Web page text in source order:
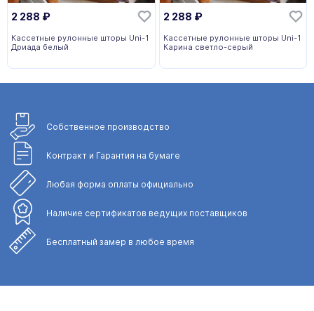
2 288 ₽
Кассетные рулонные шторы Uni-1
Дриада белый
2 288 ₽
Кассетные рулонные шторы Uni-1
Карина светло-серый
Собственное производство
Контракт и Гарантия на бумаге
Любая форма оплаты официально
Наличие сертификатов ведущих поставщиков
Бесплатный замер в любое время